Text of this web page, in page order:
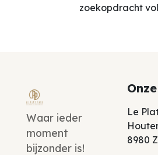
zoekopdracht
Waar ieder
moment
bijzonder is!
Le
8980